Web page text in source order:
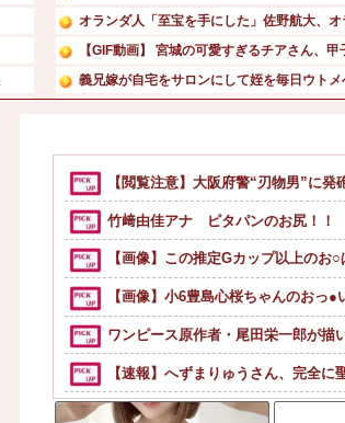
オランダ人「至宝を手にした」佐野航大、オ
【GIF動画】 宮城の可愛すぎるチアさん、
義兄嫁が自宅をサロンにして姪を毎日ウト
【画像】田中みな実(39) 妊娠中でも露出多め
恵俊彰「総理がいろんなところに足を運べ
【閲覧注意】大阪府警“刃物男”に
竹﨑由佳アナ ピタパンのお尻！！
【画像】この推定Gカップ以上のお
【画像】小6豊島心桜ちゃんのおっ
ワンピース原作者・尾田栄一郎が描
【速報】へずまりゅうさん、完全
【超絶悲報】婚活女子さん、残酷な